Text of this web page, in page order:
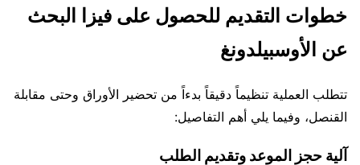
خطوات التقديم للحصول على فيزا البحث
عن الأوسبيلدونغ
تتطلب العملية تنظيماً دقيقاً بدءاً من تحضير الأوراق وحتى مقابلة
القنصل، وفيما يلي أهم التفاصيل:
آلية حجز الموعد وتقديم الطلب